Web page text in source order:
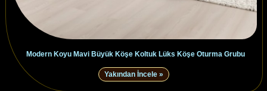
Modern Koyu Mavi Büyük Köşe Koltuk Lüks Köşe Oturma Grubu
Yakından İncele »